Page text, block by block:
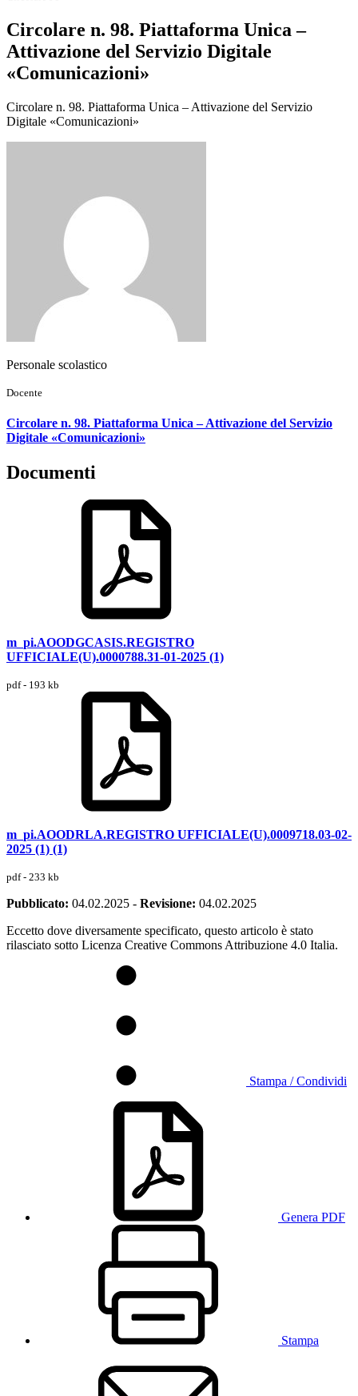
Circolare n. 98. Piattaforma Unica –
Attivazione del Servizio Digitale
«Comunicazioni»
Circolare n. 98. Piattaforma Unica – Attivazione del Servizio
Digitale «Comunicazioni»
Personale scolastico
Docente
Circolare n. 98. Piattaforma Unica – Attivazione del Servizio
Digitale «Comunicazioni»
Documenti
m_pi.AOODGCASIS.REGISTRO
UFFICIALE(U).0000788.31-01-2025 (1)
pdf - 193 kb
m_pi.AOODRLA.REGISTRO UFFICIALE(U).0009718.03-02-
2025 (1) (1)
pdf - 233 kb
Pubblicato: 04.02.2025 - Revisione: 04.02.2025
Eccetto dove diversamente specificato, questo articolo è stato
rilasciato sotto Licenza Creative Commons Attribuzione 4.0 Italia.
Stampa / Condividi
Genera PDF
Stampa